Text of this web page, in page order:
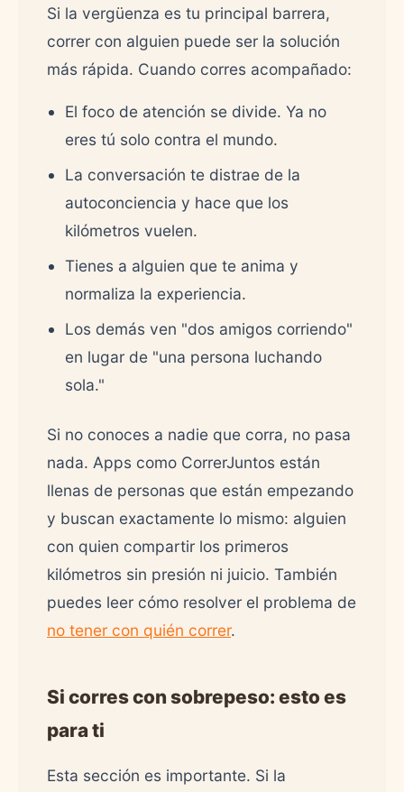
Si la vergüenza es tu principal barrera,
correr con alguien puede ser la solución
más rápida. Cuando corres acompañado:
El foco de atención se divide. Ya no
eres tú solo contra el mundo.
La conversación te distrae de la
autoconciencia y hace que los
kilómetros vuelen.
Tienes a alguien que te anima y
normaliza la experiencia.
Los demás ven "dos amigos corriendo"
en lugar de "una persona luchando
sola."
Si no conoces a nadie que corra, no pasa
nada. Apps como CorrerJuntos están
llenas de personas que están empezando
y buscan exactamente lo mismo: alguien
con quien compartir los primeros
kilómetros sin presión ni juicio. También
puedes leer cómo resolver el problema de
no tener con quién correr.
Si corres con sobrepeso: esto es
para ti
Esta sección es importante. Si la